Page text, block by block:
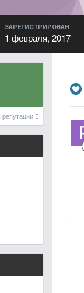
ЗАРЕГИСТРИРОВАН
1 февраля, 2017
репутации